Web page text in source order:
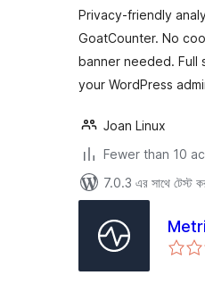
Privacy-friendly
GoatCounter. No
banner needed. Full
your WordPress
Joan Linux
Fewer than 10
7.0.3 এর সাথে টেস্ট